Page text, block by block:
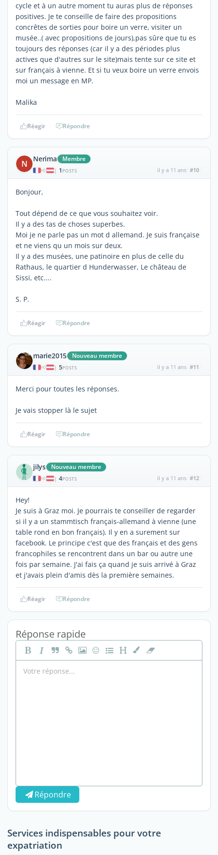
cycle et à un autre moment tu auras plus de réponses
positives. Je te conseille de faire des propositions
concrêtes de sorties pour boire un verre, visiter un
musée..( avec propositions de jours),pas sûre que tu es
toujours des réponses (car il y a des périodes plus
actives que d'autres sur le site)mais tente sur ce site et
sur français à vienne. Et si tu veux boire un verre envois
moi un message en MP.
Malika
Réagir Répondre
N Nerima Membre
| 1 POSTS il y a 11 ans #10
Bonjour,
Tout dépend de ce que vous souhaitez voir.
Il y a des tas de choses superbes.
Moi je ne parle pas un mot d allemand. Je suis française
et ne viens qu un mois sur deux.
Il y a des musées, une patinoire en plus de celle du
Rathaus, le quartier d Hunderwasser, Le château de
Sissi, etc....
S. P.
Réagir Répondre
marie2015 Nouveau membre
| 5POSTS il y a 11 ans #11
Merci pour toutes les réponses.
Je vais stopper là le sujet
Réagir Répondre
jilys Nouveau membre
| 4POSTS il y a 11 ans #12
Hey!
Je suis à Graz moi. Je pourrais te conseiller de regarder
si il y a un stammtisch français-allemand à vienne (une
table rond en bon français). Il y en a surement sur
facebook. Le principe c'est que des français et des gens
francophiles se rencontrent dans un bar ou autre une
fois par semaine. J'ai fais ça quand je suis arrivé à Graz
et j'avais plein d'amis dès la première semaines.
Réagir Répondre
Réponse rapide
Répondre
Services indispensables pour votre
expatriation